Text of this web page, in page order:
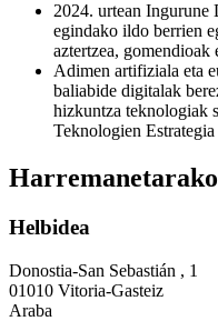
2024. urtean Ingurune
egindako ildo berrien
aztertzea, gomendioak
Adimen artifiziala eta
baliabide digitalak
hizkuntza teknologiak
Teknologien
Helbidea
Donostia-San Sebastián , 1
01010 Vitoria-Gasteiz
Araba